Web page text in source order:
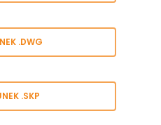
.DWG
.SKP